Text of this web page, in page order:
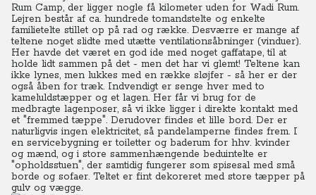
Rum Camp, der ligger nogle få kilometer uden for Wadi Rum.
Lejren består af ca. hundrede tomandstelte og enkelte
familietelte stillet op på rad og række. Desværre er mange af
teltene noget slidte med utætte ventilationsåbninger (vinduer).
Her havde det været en god ide med noget gaffatape, til at
holde lidt sammen på det - men det har vi glemt! Teltene kan
ikke lynes, men lukkes med en række sløjfer - så her er der
også åben for træk. Indvendigt er senge hver med to
kameluldstæpper og et lagen. Her får vi brug for de
medbragte lagenposer, så vi ikke ligger i direkte kontakt med
et "fremmed tæppe". Derudover findes et lille bord. Der er
naturligvis ingen elektricitet, så pandelamperne findes frem. I
en servicebygning er toiletter og baderum for hhv. kvinder
og mænd, og i store sammenhængende beduintelte er
"opholdsstuen", der samtidig fungerer som spisesal med små
borde og sofaer. Teltet er fint dekoreret med store tæpper på
gulv og vægge.